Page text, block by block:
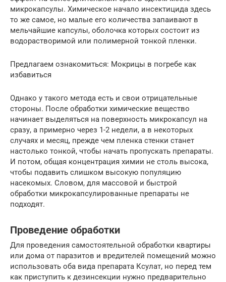
микрокапсулы. Химическое начало инсектицида здесь
то же самое, но малые его количества запаивают в
мельчайшие капсулы, оболочка которых состоит из
водорастворимой или полимерной тонкой пленки.
Предлагаем ознакомиться: Мокрицы в погребе как
избавиться
Однако у такого метода есть и свои отрицательные
стороны. После обработки химические вещество
начинает выделяться на поверхность микрокапсул на
сразу, а примерно через 1-2 недели, а в некоторых
случаях и месяц, прежде чем пленка стенки станет
настолько тонкой, чтобы начать пропускать препараты.
И потом, общая концентрация химии не столь высока,
чтобы подавить слишком высокую популяцию
насекомых. Словом, для массовой и быстрой
обработки микрокапсулированные препараты не
подходят.
Проведение обработки
Для проведения самостоятельной обработки квартиры
или дома от паразитов и вредителей помещений можно
использовать оба вида препарата Ксулат, но перед тем
как приступить к дезинсекции нужно предварительно